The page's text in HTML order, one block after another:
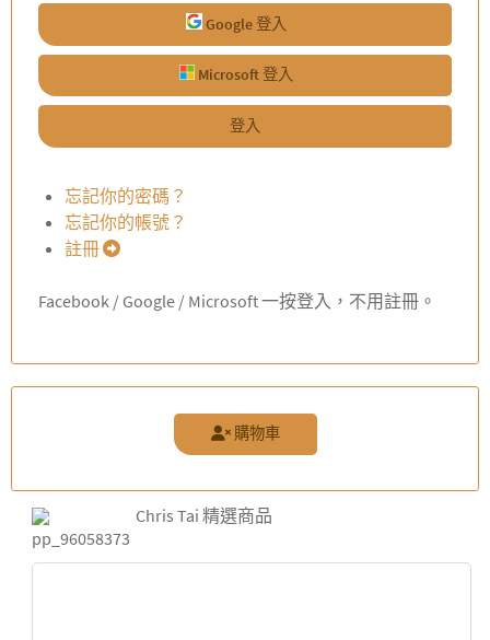
Google 登入
Microsoft 登入
登入
忘記你的密碼？
忘記你的帳號？
註冊
Facebook / Google / Microsoft 一按登入，不用註冊。
購物車
Chris Tai 精選商品